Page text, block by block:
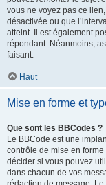
vous ne voyez pas ce
désactivée ou que
atteint. Il est également
répondant. Néanmoins,
faisant.
Haut
Mise en forme et
Que sont les BBCodes ?
Le BBCode est une
contrôle de mise en forme
décider si vous pouvez
dans chacun de vos